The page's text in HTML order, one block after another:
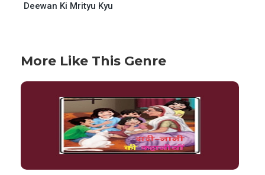
Deewan Ki Mrityu Kyu
More Like This Genre